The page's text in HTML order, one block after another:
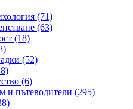
(71)
(63)
(18)
(52)
(6)
и пътеводители (295)